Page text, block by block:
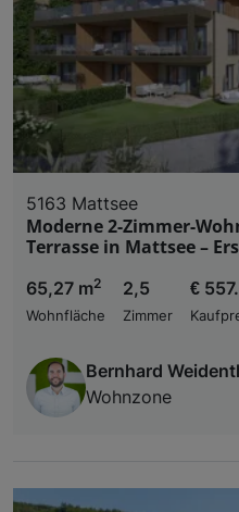
5163 Mattsee
Moderne 2-Zimmer-
Terrasse in Mattsee –
65,27 m2
Wohnfläche
2,5
Zimmer
€
Bernhard
Wohnzone